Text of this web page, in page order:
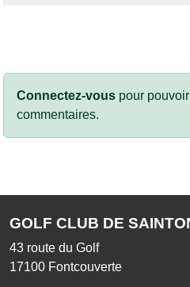
Connectez-vous pour
commentaires.
GOLF CLUB DE
43 route du Golf
17100 Fontcouverte